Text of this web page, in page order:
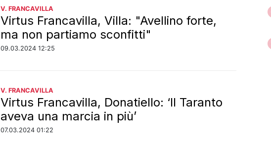
V. FRANCAVILLA
Virtus Francavilla, Villa: "Avellino forte,
ma non partiamo sconfitti"
09.03.2024 12:25
V. FRANCAVILLA
Virtus Francavilla, Donatiello: ‘Il Taranto
aveva una marcia in più’
07.03.2024 01:22